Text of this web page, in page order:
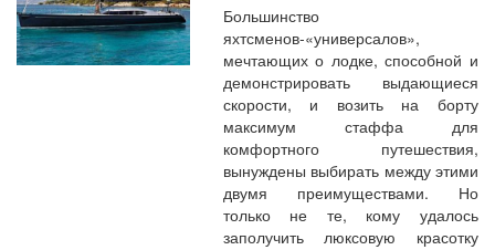
Большинство
яхтсменов-«универсалов»,
мечтающих о лодке, способной и
демонстрировать выдающиеся
скорости, и возить на борту
максимум стаффа для
комфортного путешествия,
вынуждены выбирать между этими
двумя преимуществами. Но
только не те, кому удалось
заполучить люксовую красотку